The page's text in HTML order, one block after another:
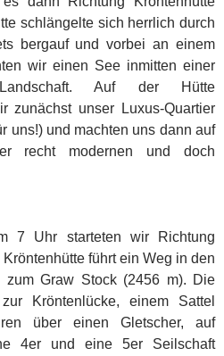
schlängelte sich herrlich durch
bergauf und vorbei an einem
wir einen See inmitten einer
Landschaft. Auf der Hütte
zunächst unser Luxus-Quartier
uns!) und machten uns dann auf
recht modernen und doch
7 Uhr starteten wir Richtung
führt ein Weg in den
zum Graw Stock (2456 m). Die
Kröntenlücke, einem Sattel
über einen Gletscher, auf
4er und eine 5er Seilschaft